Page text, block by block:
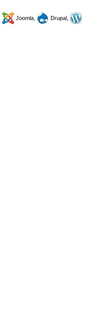
Joomla,
Drupal,